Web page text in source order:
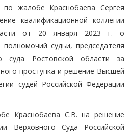
по жалобе Краснобаева Сергея
квалификационной коллегии
от 20 января 2023 г. о
судьи, председателя
суда Ростовской области за
проступка и решение Высшей
судей Российской Федерации
Краснобаева С.В. на решение
Верховного Суда Российской